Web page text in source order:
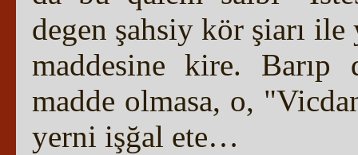
degen şahsiy kör şiarı
maddesine kire.
madde olmasa, o,
yerni işğal ete…